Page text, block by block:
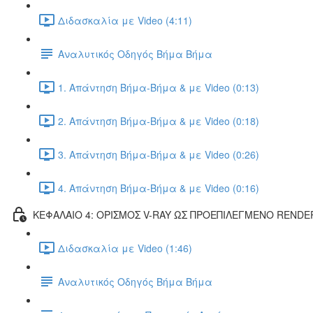
Διδασκαλία με Video (4:11)
Αναλυτικός Οδηγός Βήμα Βήμα
1. Απάντηση Βήμα-Βήμα & με Video (0:13)
2. Απάντηση Βήμα-Βήμα & με Video (0:18)
3. Απάντηση Βήμα-Βήμα & με Video (0:26)
4. Απάντηση Βήμα-Βήμα & με Video (0:16)
ΚΕΦΑΛΑΙΟ 4: ΟΡΙΣΜΟΣ V-RAY ΩΣ ΠΡΟΕΠΙΛΕΓΜΕΝΟ
Διδασκαλία με Video (1:46)
Αναλυτικός Οδηγός Βήμα Βήμα